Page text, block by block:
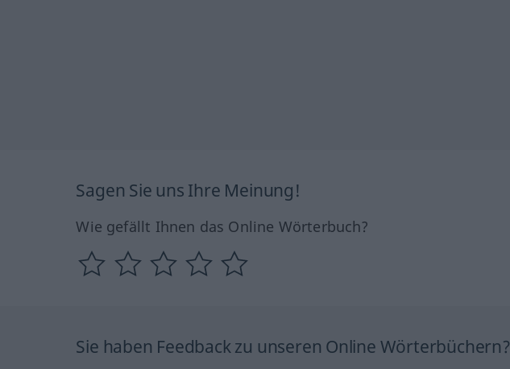
Sagen Sie uns Ihre Meinung!
Wie gefällt Ihnen das Online Wörterbuch?
Sie haben Feedback zu unseren Online Wörterbüchern?